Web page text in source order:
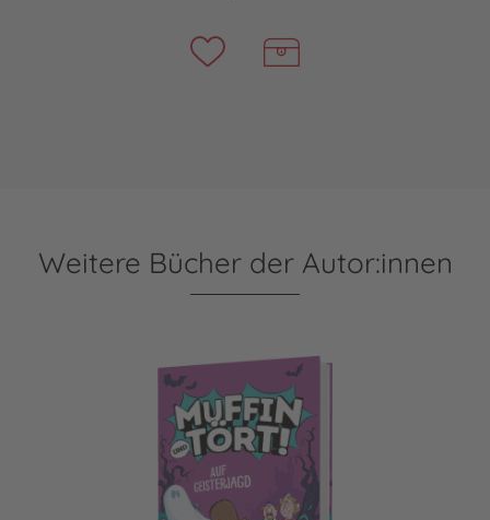
Weitere Bücher der Autor:innen
Muffin und Tört! 4: Auf Geisterjagd